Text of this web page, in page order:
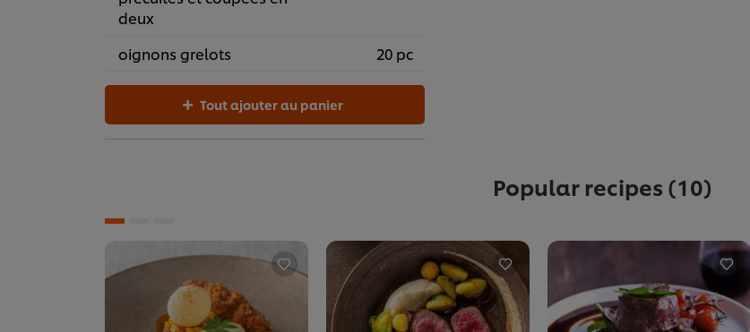
deux
oignons grelots 20 pc
Tout ajouter au panier
Popular recipes (10)